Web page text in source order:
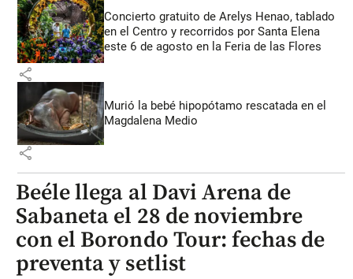
Concierto gratuito de Arelys Henao, tablado
en el Centro y recorridos por Santa Elena
este 6 de agosto en la Feria de las Flores
share
Murió la bebé hipopótamo rescatada en el
Magdalena Medio
share
Beéle llega al Davi Arena de
Sabaneta el 28 de noviembre
con el Borondo Tour: fechas de
preventa y setlist